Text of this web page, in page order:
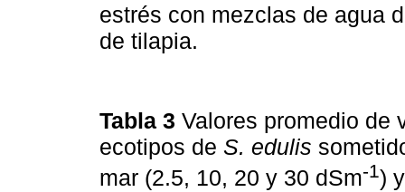
estrés con mezclas de agua
de tilapia.
Tabla 3 Valores promedio de
ecotipos de S. edulis
mar (2.5, 10, 20 y 30 dSm-1)